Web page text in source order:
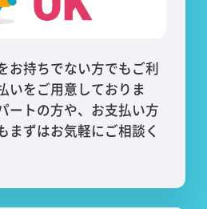
お持ちでない方でもご利
いをご用意しておりま
ートの方や、お支払い方
まずはお気軽にご相談く